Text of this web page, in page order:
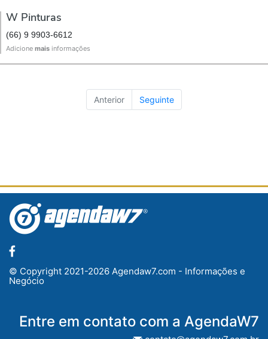
W Pinturas
(66) 9 9903-6612
Adicione mais informações
Anterior Seguinte
© Copyright 2021-2026 Agendaw7.com - Informações e
Negócio
Entre em contato com a AgendaW7